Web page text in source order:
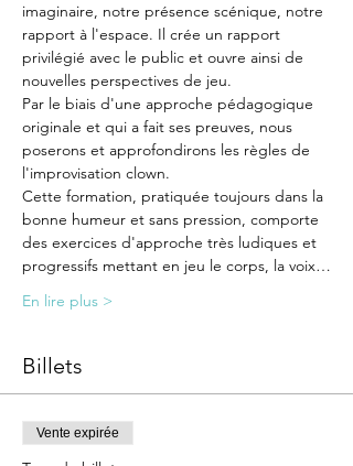
imaginaire, notre présence scénique, notre
rapport à l'espace. Il crée un rapport
privilégié avec le public et ouvre ainsi de
nouvelles perspectives de jeu.
Par le biais d'une approche pédagogique
originale et qui a fait ses preuves, nous
poserons et approfondirons les règles de
l'improvisation clown.
Cette formation, pratiquée toujours dans la
bonne humeur et sans pression, comporte
des exercices d'approche très ludiques et
progressifs mettant en jeu le corps, la voix…
En lire plus >
Billets
Vente expirée